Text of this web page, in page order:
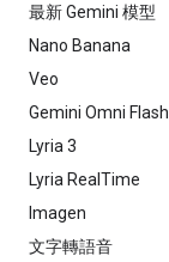
最新 Gemini 模型
Nano Banana
Veo
Gemini Omni Flash
Lyria 3
Lyria Real Time
Imagen
文字轉語音